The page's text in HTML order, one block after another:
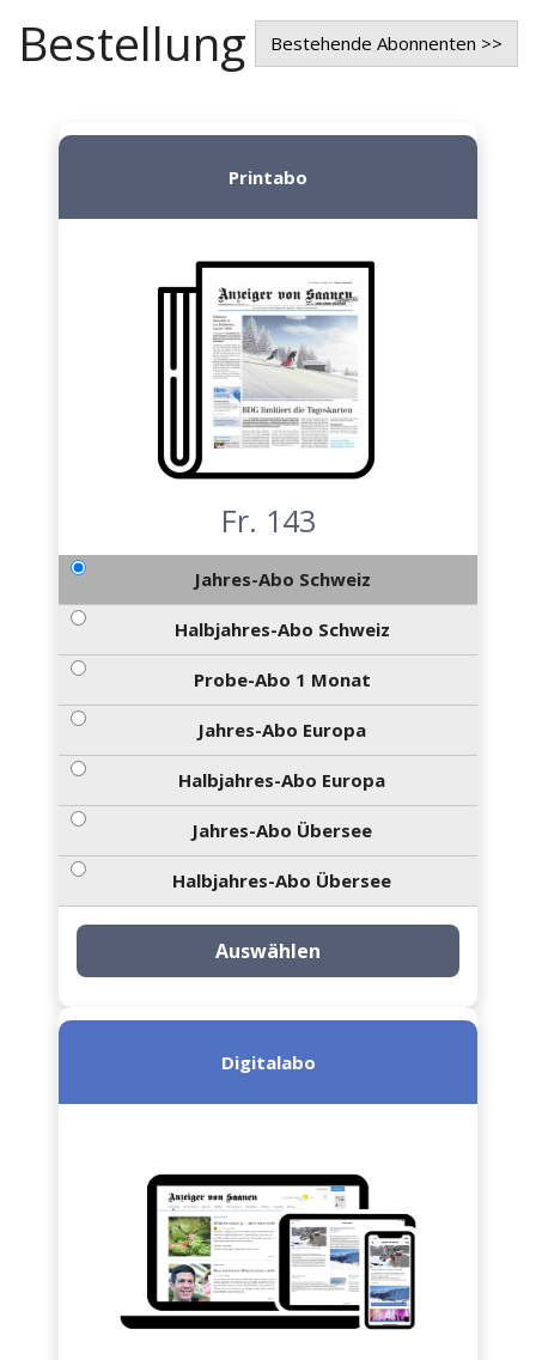
Bestellung Bestehende Abonnenten >>
Printabo
Fr. 143
Jahres-Abo Schweiz
Halbjahres-Abo Schweiz
Probe-Abo 1 Monat
Jahres-Abo Europa
Halbjahres-Abo Europa
Jahres-Abo Übersee
Halbjahres-Abo Übersee
Auswählen
Digitalabo